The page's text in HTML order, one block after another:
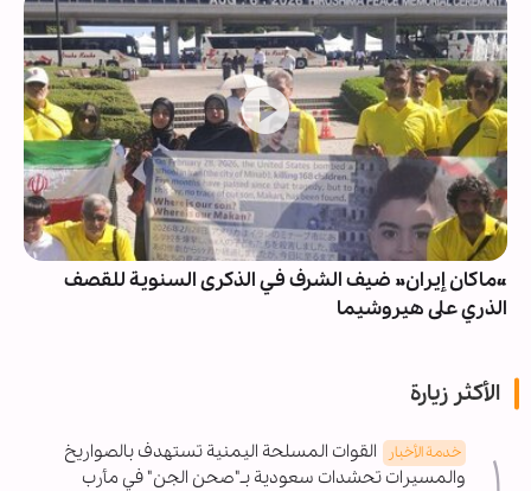
«ماكان إيران» ضيف الشرف في الذكرى السنوية للقصف
الذري على هيروشيما
الأكثر زيارة
خدمة الأخبار
القوات المسلحة اليمنية تستهدف بالصواريخ
والمسيرات تحشدات سعودية بـ"صحن الجن" في مأرب